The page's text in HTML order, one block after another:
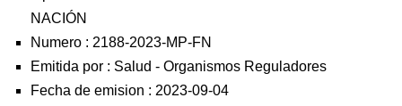
NACIÓN
Numero : 2188-2023-MP-FN
Emitida por : Salud - Organismos Reguladores
Fecha de emision : 2023-09-04